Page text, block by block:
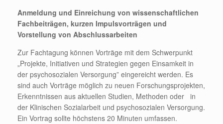
Anmeldung und Einreichung von wissenschaftlichen
Fachbeiträgen, kurzen Impulsvorträgen und
Vorstellung von Abschlussarbeiten
Zur Fachtagung können Vorträge mit dem Schwerpunkt
„Projekte, Initiativen und Strategien gegen Einsamkeit in
der psychosozialen Versorgung” eingereicht werden. Es
sind auch Vorträge möglich zu neuen Forschungsprojekten,
Erkenntnissen aus aktuellen Studien, Methoden oder in
der Klinischen Sozialarbeit und psychosozialen Versorgung.
Ein Vortrag sollte höchstens 20 Minuten umfassen.